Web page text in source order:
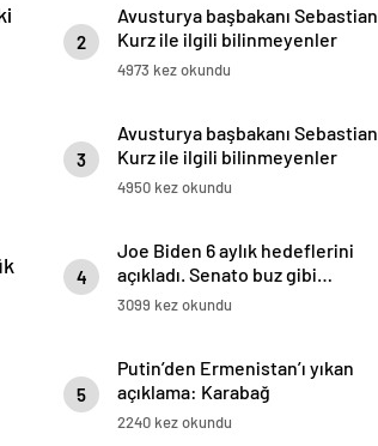
2
Avusturya başbakanı Sebastian
Kurz ile ilgili bilinmeyenler
4973 kez okundu
3
Avusturya başbakanı Sebastian
Kurz ile ilgili bilinmeyenler
4950 kez okundu
4
Joe Biden 6 aylık hedeflerini
açıkladı. Senato buz gibi…
3099 kez okundu
5
Putin’den Ermenistan’ı yıkan
açıklama: Karabağ
Azerbaycan’ın ayrılmaz bir
2240 kez okundu